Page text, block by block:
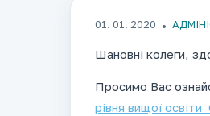
01. 01. 2020
Шановні колеги,
Просимо Вас
рівня вищої